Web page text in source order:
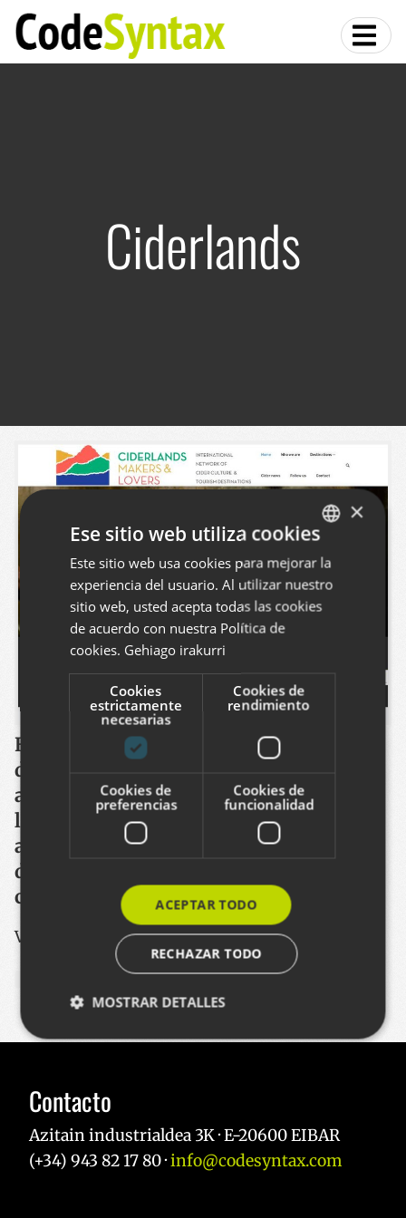
Ciderlands
Hemos desarrollado el nuevo sitio web
de esta red que engloba a diversos
actores que promocionan la cultura de
la sidra y el turismo que se genera a su
alrededor. El sitio web ha sido
desarrollado utilizando el gestor de
contenidos Wordpress.
Vea otros proyectos de este estilo
Contacto
Azitain industrialdea 3K · E-20600 EIBAR
(+34) 943 82 17 80 ·info@codesyntax.com
BASQUE
SPANISH
×
Ese sitio web utiliza cookies
Este sitio web usa cookies para mejorar la
experiencia del usuario. Al utilizar nuestro
sitio web, usted acepta todas las cookies
de acuerdo con nuestra Política de
cookies. Gehiago irakurri
Cookies
estrictamente
necesarias
Cookies de
rendimiento
Cookies de
preferencias
Cookies de
funcionalidad
ACEPTAR TODO
RECHAZAR TODO
MOSTRAR DETALLES
Cookies de preferencias
Cookies de funcionalidad